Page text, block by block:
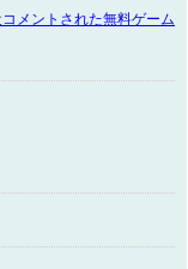
メントされた無料ゲーム